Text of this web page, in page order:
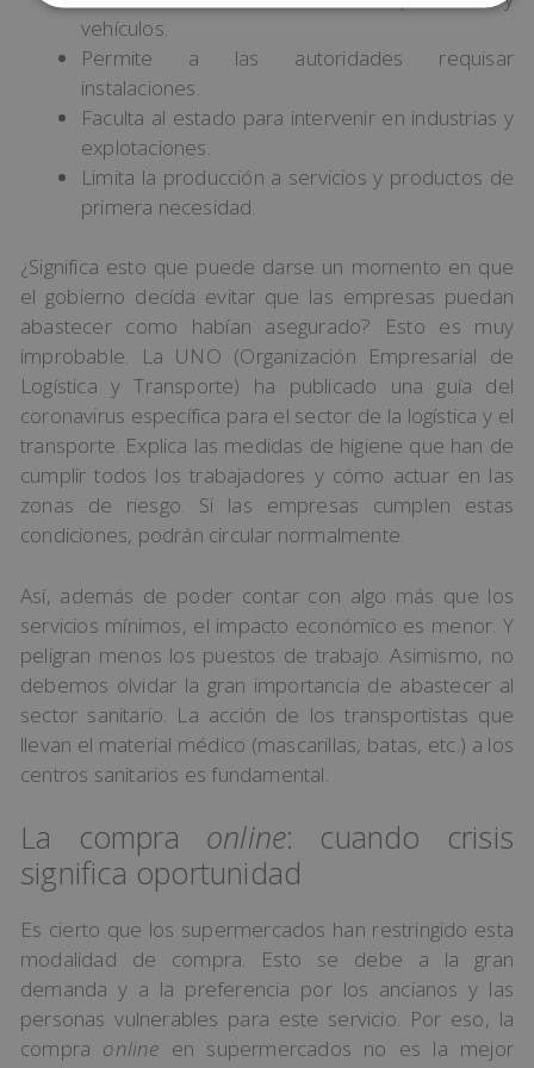
vehículos.
Permite a las autoridades requisar
instalaciones.
Faculta al estado para intervenir en industrias y
explotaciones.
Limita la producción a servicios y productos de
primera necesidad.
¿Significa esto que puede darse un momento en que
el gobierno decida evitar que las empresas puedan
abastecer como habían asegurado? Esto es muy
improbable. La UNO (Organización Empresarial de
Logística y Transporte) ha publicado una guía del
coronavirus específica para el sector de la logística y el
transporte. Explica las medidas de higiene que han de
cumplir todos los trabajadores y cómo actuar en las
zonas de riesgo. Si las empresas cumplen estas
condiciones, podrán circular normalmente.
Así, además de poder contar con algo más que los
servicios mínimos, el impacto económico es menor. Y
peligran menos los puestos de trabajo. Asimismo, no
debemos olvidar la gran importancia de abastecer al
sector sanitario. La acción de los transportistas que
llevan el material médico (mascarillas, batas, etc.) a los
centros sanitarios es fundamental.
La compra online: cuando crisis
significa oportunidad
Es cierto que los supermercados han restringido esta
modalidad de compra. Esto se debe a la gran
demanda y a la preferencia por los ancianos y las
personas vulnerables para este servicio. Por eso, la
compra online en supermercados no es la mejor